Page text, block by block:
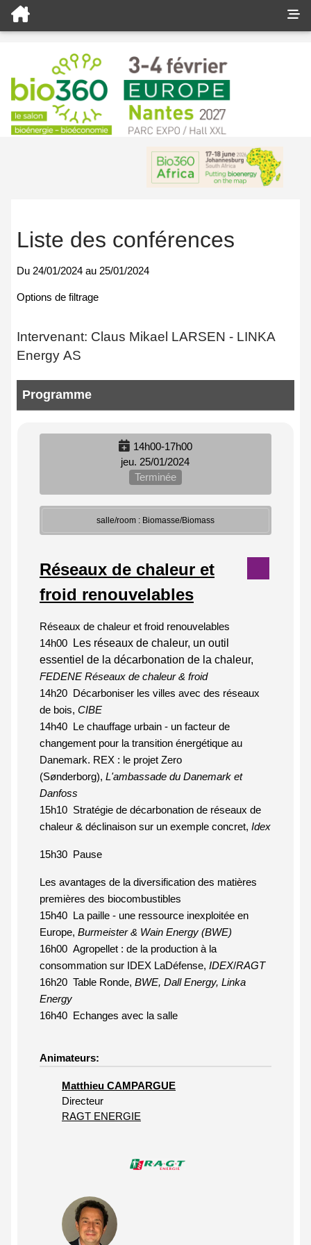
Liste des conférences
Du 24/01/2024 au 25/01/2024
Options de filtrage
Intervenant: Claus Mikael LARSEN - LINKA
Energy AS
Programme
14h00-17h00
jeu. 25/01/2024
Terminée
salle/room : Biomasse/Biomass
Réseaux de chaleur et
froid renouvelables
Réseaux de chaleur et froid renouvelables
14h00
Les réseaux de chaleur, un outil
essentiel de la décarbonation de la chaleur,
FEDENE Réseaux de chaleur & froid
14h20 Décarboniser les villes avec des réseaux
de bois, CIBE
14h40 Le chauffage urbain - un facteur de
changement pour la transition énergétique au
Danemark. REX : le projet Zero
(Sønderborg), L'ambassade du Danemark et
Danfoss
15h10 Stratégie de décarbonation de réseaux de
chaleur & déclinaison sur un exemple concret, Idex
15h30 Pause
Les avantages de la diversification des matières
premières des biocombustibles
15h40 La paille - une ressource inexploitée en
Europe, Burmeister & Wain Energy (BWE)
16h00 Agropellet : de la production à la
consommation sur IDEX LaDéfense, IDEX/RAGT
16h20 Table Ronde, BWE, Dall Energy, Linka
Energy
16h40 Echanges avec la salle
Animateurs:
Matthieu CAMPARGUE
Directeur
RAGT ENERGIE